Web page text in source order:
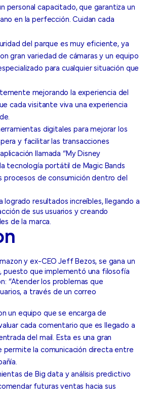
personal capacitado, que garantiza un
en la perfección. Cuidan cada
del parque es muy eficiente, ya
gran variedad de cámaras y un equipo
para cualquier situación que
mejorando la experiencia del
cada visitante viva una experiencia
digitales para mejorar los
y facilitar las transacciones
llamada “My Disney
tecnología portátil de Magic Bands
procesos de consumición dentro del
logrado resultados increíbles, llegando a
de sus usuarios y creando
de la marca.
y ex-CEO Jeff Bezos, se gana un
puesto que implementó una filosofía
“Atender los problemas que
a través de un correo
un equipo que se encarga de
cada comentario que es llegado a
del mail. Esta es una gran
permite la comunicación directa entre
de Big data y análisis predictivo
futuras ventas hacia sus